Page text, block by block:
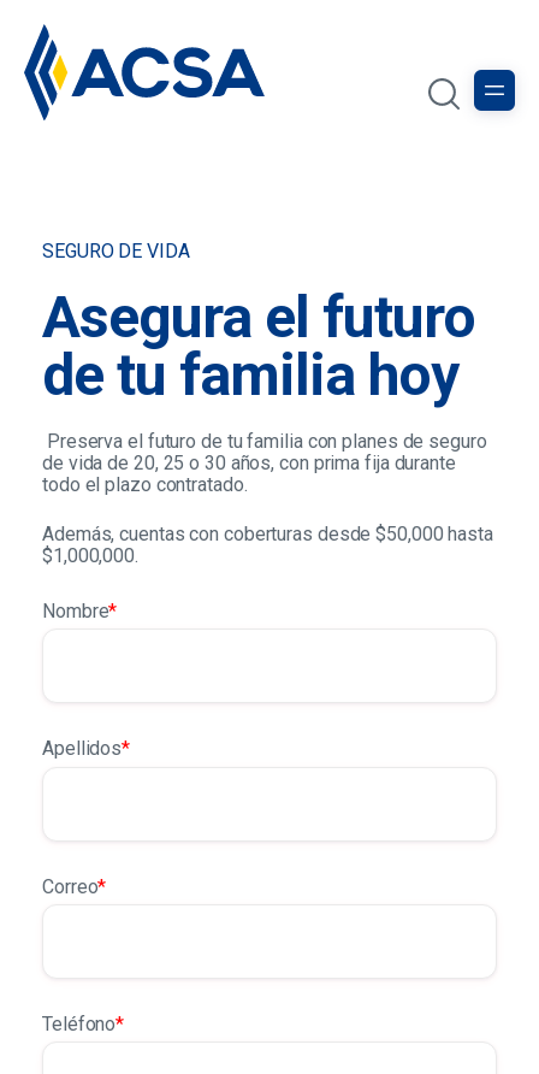
SEGURO DE VIDA
Asegura el futuro
de tu familia hoy
Preserva el futuro de tu familia con planes de seguro
de vida de 20, 25 o 30 años, con prima fija durante
todo el plazo contratado.
Además, cuentas con coberturas desde $50,000 hasta
$1,000,000.
Nombre*
Apellidos*
Correo*
Teléfono*